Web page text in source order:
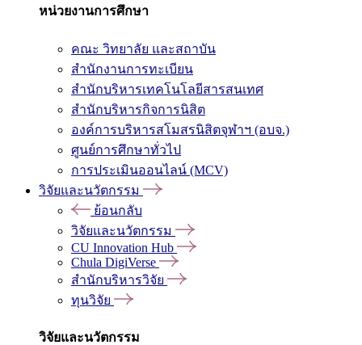
หน่วยงานการศึกษา
คณะ วิทยาลัย และสถาบัน
สำนักงานการทะเบียน
สำนักบริหารเทคโนโลยีสารสนเทศ
สำนักบริหารกิจการนิสิต
องค์การบริหารสโมสรนิสิตจุฬาฯ (อบจ.)
ศูนย์การศึกษาทั่วไป
การประเมินออนไลน์ (MCV)
วิจัยและนวัตกรรม
ย้อนกลับ
วิจัยและนวัตกรรม
CU Innovation Hub
Chula DigiVerse
สำนักบริหารวิจัย
ทุนวิจัย
วิจัยและนวัตกรรม